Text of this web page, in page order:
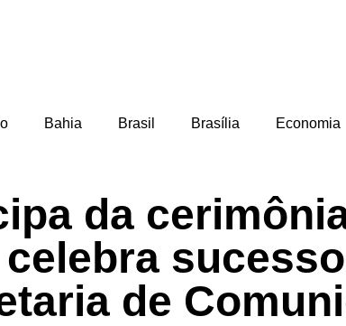
Bahia Brasil Brasília Economia
da
celebra
de